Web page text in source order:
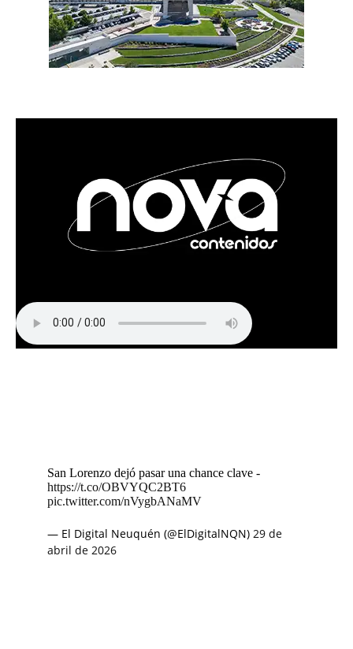
San Lorenzo dejó pasar una chance clave -
https://t.co/OBVYQC2BT6
pic.twitter.com/nVygbANaMV
— El Digital Neuquén (@ElDigitalNQN) 29 de
abril de 2026